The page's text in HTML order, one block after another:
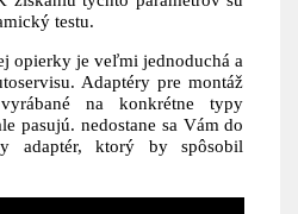
testu.
opierky je veľmi jednoduchá a
Adaptéry pre montáž
na konkrétne typy
pasujú. nedostane sa Vám do
adaptér, ktorý by spôsobil